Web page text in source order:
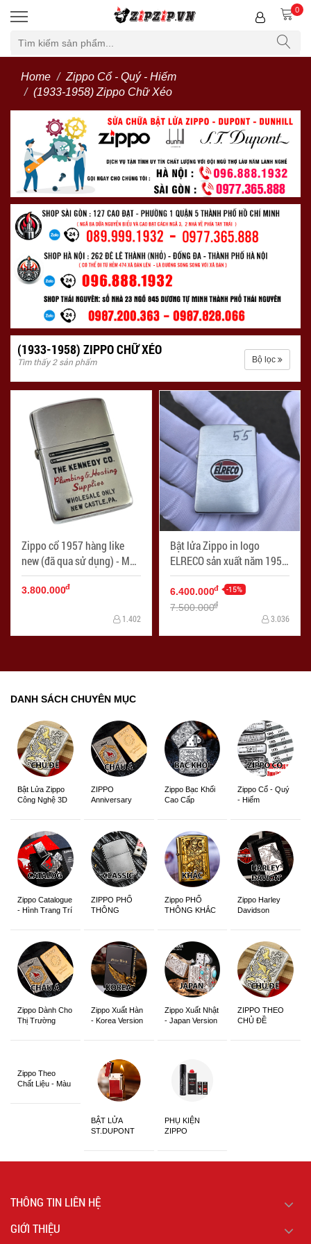
0
Home
Zippo Cổ - Quý - Hiếm
(1933-1958) Zippo Chữ Xéo
(1933-1958) ZIPPO CHỮ XÉO
Tìm thấy 2 sản phẩm Bộ lọc
Zippo cổ 1957 hàng like
new (đã qua sử dụng) - Mã
SP: ZPC4257-2
3.800.000đ
1.402
Bật lửa Zippo in logo
ELRECO sản xuất năm 1955
(cái) - Mã SP: ZPC3215
6.400.000đ -15%
7.500.000đ
3.036
DANH SÁCH CHUYÊN MỤC
Bật Lửa Zippo
Công Nghệ 3D
ZIPPO
Anniversary
Zippo Bạc Khối
Cao Cấp
Zippo Cổ - Quý
- Hiếm
Zippo Catalogue
- Hình Trang Trí
ZIPPO PHỔ
THÔNG
Zippo PHỔ
THÔNG KHẮC
Zippo Harley
Davidson
Zippo Dành Cho
Thị Trường
Zippo Xuất Hàn
- Korea Version
Zippo Xuất Nhật
- Japan Version
ZIPPO THEO
CHỦ ĐỀ
Zippo Theo
Chất Liệu - Màu
BẬT LỬA
ST.DUPONT
PHỤ KIỆN
ZIPPO
THÔNG TIN LIÊN HỆ
GIỚI THIỆU